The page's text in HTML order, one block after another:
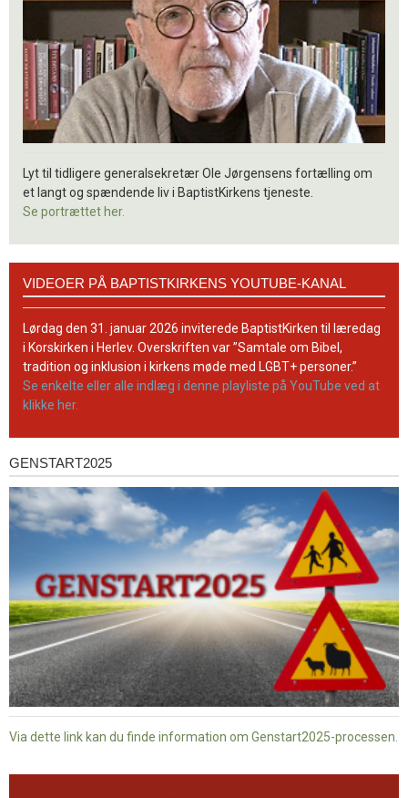
Lyt til tidligere generalsekretær Ole Jørgensens fortælling om
et langt og spændende liv i BaptistKirkens tjeneste.
Se portrættet her.
BaptistKirkens
YouTube-
kanal
VIDEOER PÅ BAPTISTKIRKENS YOUTUBE-KANAL
Lørdag den 31. januar 2026 inviterede BaptistKirken til læredag
i Korskirken i Herlev. Overskriften var ”Samtale om Bibel,
tradition og inklusion i kirkens møde med LGBT+ personer.”
Se enkelte eller alle indlæg i denne playliste på YouTube ved at
klikke her.
Genstart2025
GENSTART2025
Via dette link kan du finde information om Genstart2025-processen.